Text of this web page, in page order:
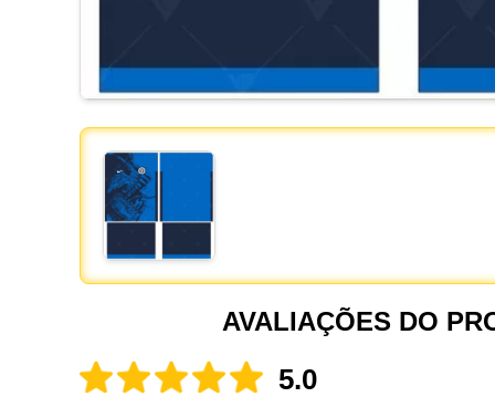
AVALIAÇÕES DO
5.0